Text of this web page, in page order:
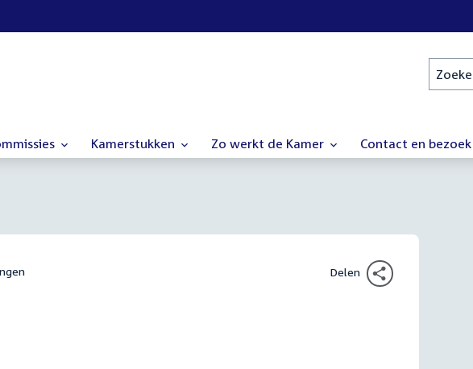
Kamerstukken Zo werkt de Kamer Contact en bezoek
Delen